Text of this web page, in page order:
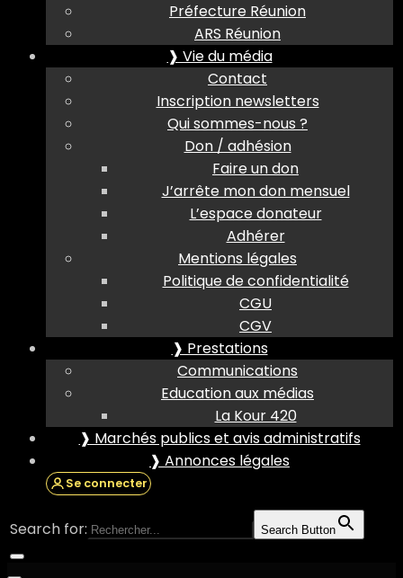
Préfecture Réunion
ARS Réunion
❱ Vie du média
Contact
Inscription newsletters
Qui sommes-nous ?
Don / adhésion
Faire un don
J’arrête mon don mensuel
L’espace donateur
Adhérer
Mentions légales
Politique de confidentialité
CGU
CGV
❱ Prestations
Communications
Education aux médias
La Kour 420
❱ Marchés publics et avis administratifs
❱ Annonces légales
Se connecter
Search for: Search Button